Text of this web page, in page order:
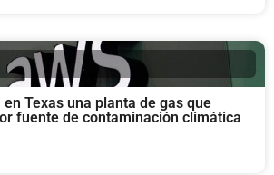
Texas una planta de gas que
fuente de contaminación climática